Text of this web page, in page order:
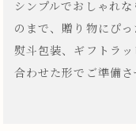
シンプルでおしゃれ
のまで、贈り物にぴ
熨斗包装、ギフトラ
合わせた形でご準備さ